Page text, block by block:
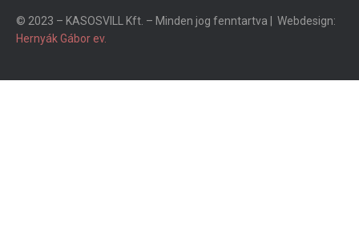
© 2023 – KASOSVILL Kft. – Minden jog fenntartva | Webdesign:
Hernyák Gábor ev.